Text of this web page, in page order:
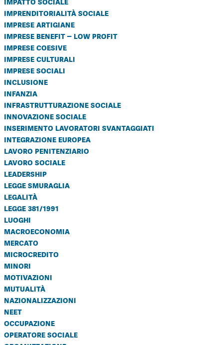
imprenditorialità sociale
imprese artigiane
imprese benefit – low profit
imprese coesive
imprese culturali
imprese sociali
inclusione
infanzia
infrastrutturazione sociale
innovazione sociale
inserimento lavoratori svantaggiati
integrazione europea
lavoro penitenziario
lavoro sociale
leadership
legge smuraglia
legalità
legge 381/1991
luoghi
macroeconomia
mercato
microcredito
minori
motivazioni
mutualità
nazionalizzazioni
neet
occupazione
operatore sociale